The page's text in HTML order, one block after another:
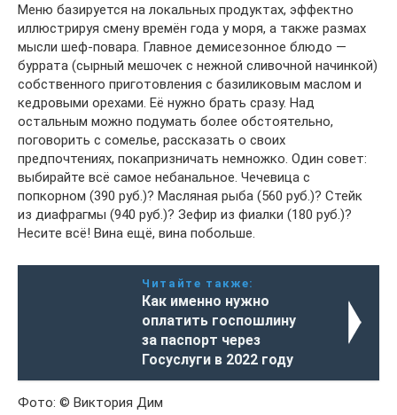
Меню базируется на локальных продуктах, эффектно
иллюстрируя смену времён года у моря, а также размах
мысли шеф-повара. Главное демисезонное блюдо —
буррата (сырный мешочек с нежной сливочной начинкой)
собственного приготовления с базиликовым маслом и
кедровыми орехами. Её нужно брать сразу. Над
остальным можно подумать более обстоятельно,
поговорить с сомелье, рассказать о своих
предпочтениях, покапризничать немножко. Один совет:
выбирайте всё самое небанальное. Чечевица с
попкорном (390 руб.)? Масляная рыба (560 руб.)? Стейк
из диафрагмы (940 руб.)? Зефир из фиалки (180 руб.)?
Несите всё! Вина ещё, вина побольше.
Читайте также:
Как именно нужно
оплатить госпошлину
за паспорт через
Госуслуги в 2022 году
Фото: © Виктория Дим